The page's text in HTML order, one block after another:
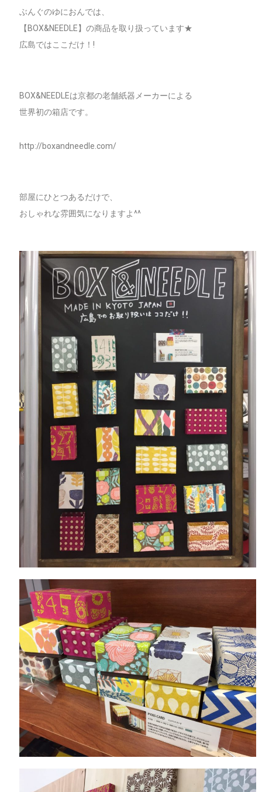
ぶんぐのゆにおんでは、
【BOX&NEEDLE】の商品を取り扱っています★
広島ではここだけ！!
BOX&NEEDLEは京都の老舗紙器メーカーによる
世界初の箱店です。
http://boxandneedle.com/
部屋にひとつあるだけで、
おしゃれな雰囲気になりますよ^^